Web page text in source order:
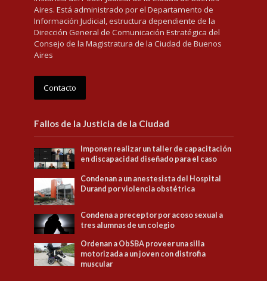
Aires. Está administrado por el Departamento de
Información Judicial, estructura dependiente de la
Dirección General de Comunicación Estratégica del
Consejo de la Magistratura de la Ciudad de Buenos
Aires
Contacto
Fallos de la Justicia de la Ciudad
Imponen realizar un taller de capacitación
en discapacidad diseñado para el caso
Condenan a un anestesista del Hospital
Durand por violencia obstétrica
Condena a preceptor por acoso sexual a
tres alumnas de un colegio
Ordenan a ObSBA proveer una silla
motorizada a un joven con distrofia
muscular